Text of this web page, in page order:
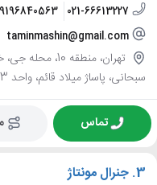
021-66613227
taminmashin@gmail.com
تهران، منطقه
سبحانی، پاساژ میلاد قائم، واحد 103
تماس
3. جنرال مونتاژ